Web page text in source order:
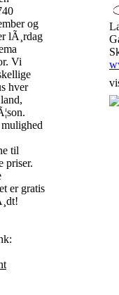
og
lÃ¸rdag
Vi
hver
til
priser.
er gratis